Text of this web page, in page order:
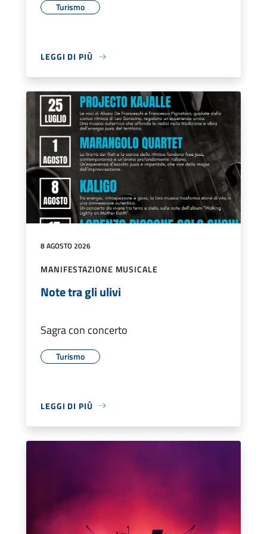
Turismo
LEGGI DI PIÙ
8 AGOSTO 2026
MANIFESTAZIONE MUSICALE
Note tra gli ulivi
Sagra con concerto
Turismo
LEGGI DI PIÙ